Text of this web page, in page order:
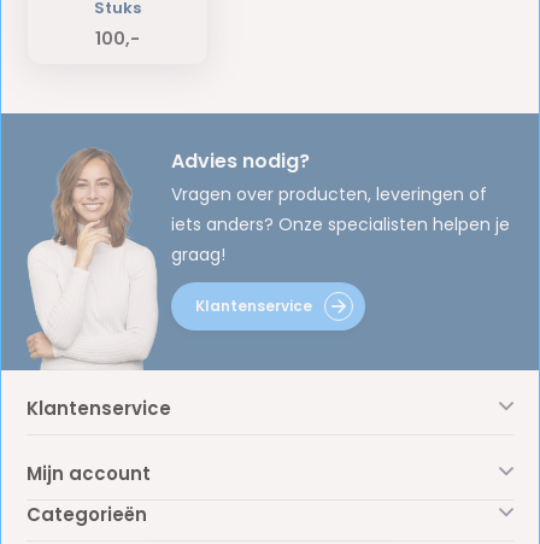
Stuks
100,-
Advies nodig?
Vragen over producten, leveringen of
iets anders? Onze specialisten helpen je
graag!
Klantenservice
Klantenservice
Mijn account
Categorieën